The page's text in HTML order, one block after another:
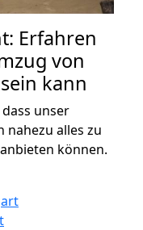
Erfahren
von
kann
unser
nahezu alles zu
anbieten können.